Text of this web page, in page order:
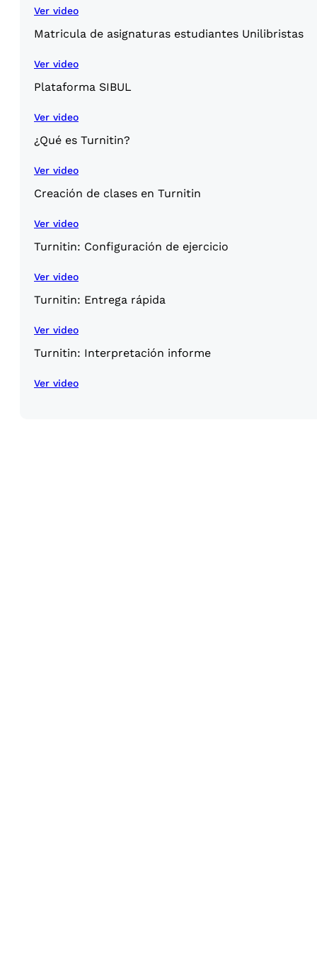
Ver video
Matricula de asignaturas estudiantes Unilibristas
Ver video
Plataforma SIBUL
Ver video
¿Qué es Turnitin?
Ver video
Creación de clases en Turnitin
Ver video
Turnitin: Configuración de ejercicio
Ver video
Turnitin: Entrega rápida
Ver video
Turnitin: Interpretación informe
Ver video